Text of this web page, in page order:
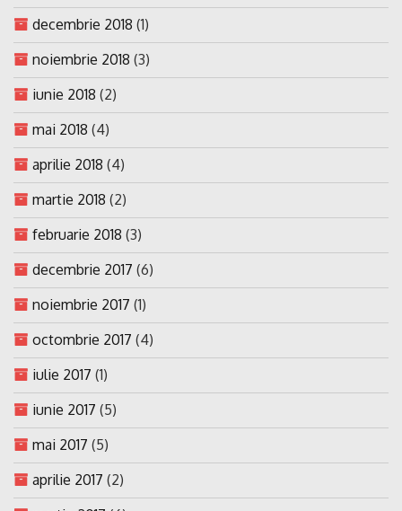
decembrie 2018 (1)
noiembrie 2018 (3)
iunie 2018 (2)
mai 2018 (4)
aprilie 2018 (4)
martie 2018 (2)
februarie 2018 (3)
decembrie 2017 (6)
noiembrie 2017 (1)
octombrie 2017 (4)
iulie 2017 (1)
iunie 2017 (5)
mai 2017 (5)
aprilie 2017 (2)